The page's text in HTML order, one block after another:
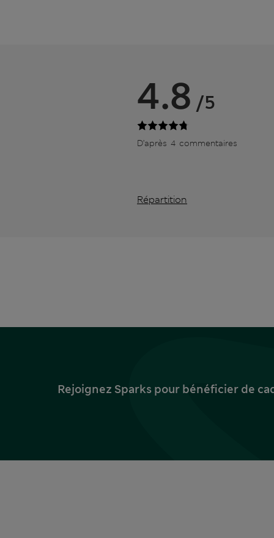
4.8 /5
D’après 4 commentaires
Répartition
Rejoignez Sparks pour bénéficier de